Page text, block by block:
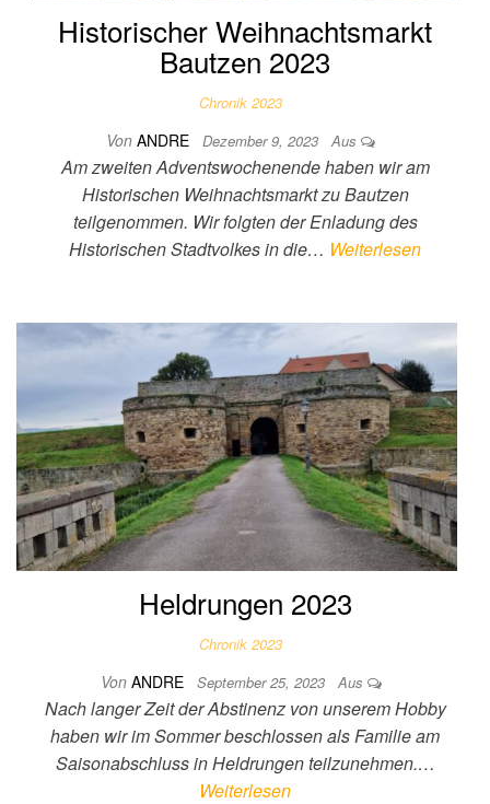
Historischer Weihnachtsmarkt
Bautzen 2023
Chronik 2023
Von ANDRE Dezember 9, 2023 Aus
Am zweiten Adventswochenende haben wir am
Historischen Weihnachtsmarkt zu Bautzen
teilgenommen. Wir folgten der Enladung des
Historischen Stadtvolkes in die… Weiterlesen
Heldrungen 2023
Chronik 2023
Von ANDRE September 25, 2023 Aus
Nach langer Zeit der Abstinenz von unserem Hobby
haben wir im Sommer beschlossen als Familie am
Saisonabschluss in Heldrungen teilzunehmen.…
Weiterlesen